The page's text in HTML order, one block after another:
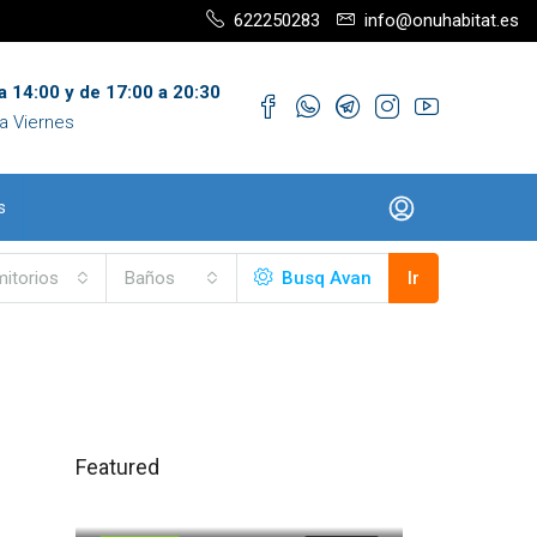
622250283 info@onuhabitat.es
14:00 y de 17:00 a 20:30
Viernes
Baños Busq Avan Ir
Featured